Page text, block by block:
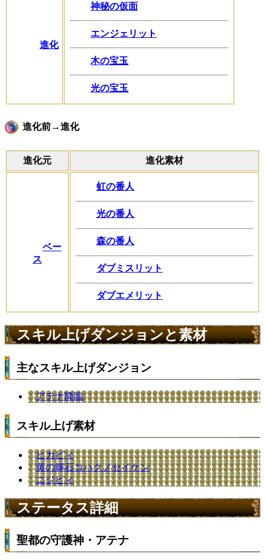
進化
神秘の仮面
エンジェリット
木の宝玉
光の宝玉
進化前→進化
進化元 進化素材
ベー
ス
虹の番人
光の番人
森の番人
ダブミスリット
ダブエメリット
スキル上げダンジョンと素材
主なスキル上げダンジョン
アテナ降臨
スキル上げ素材
ヒカピィ
黄の輝石コハクノセイケン
ニジピィ
ステータス詳細
聖都の守護神・アテナ